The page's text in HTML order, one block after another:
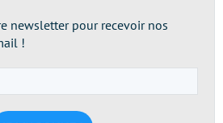
newsletter pour recevoir nos
!
e-
mail